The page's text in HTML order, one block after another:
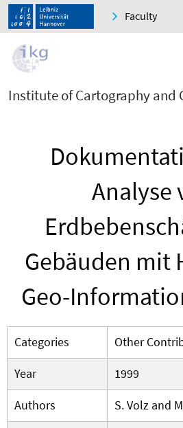
Faculty
Institute of Cartography and
Analyse
Gebäuden mit
Geo-
Categories
Other
Year
1999
Authors
S. Volz and